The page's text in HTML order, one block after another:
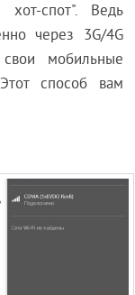
хот-спот". Ведь
через 3G/4G
мобильные
способ вам